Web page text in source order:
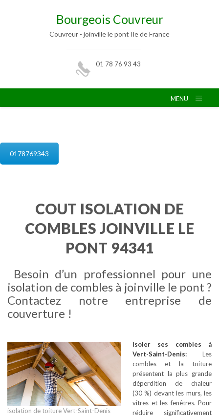
Bourgeois Couvreur
Couvreur - joinville le pont Ile de France
01 78 76 93 43
MENU
0178769343
COUT ISOLATION DE
COMBLES JOINVILLE LE
PONT 94341
Besoin d’un professionnel pour une
isolation de combles à joinville le pont ?
Contactez notre entreprise de
couverture !
isolation de toiture Vert-Saint-Denis
Isoler ses combles à
Vert-Saint-Denis: Les
combles et la toiture
présentent la plus grande
déperdition de chaleur
(30 %) devant les murs, les
vitres et les fenêtres. Pour
réduire significativement